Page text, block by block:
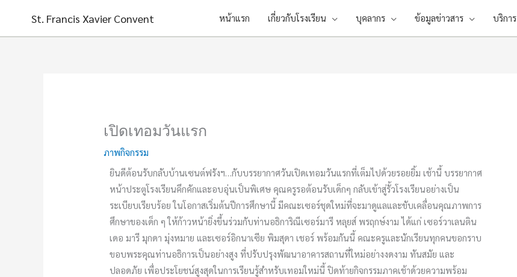
content
St. Francis Xavier Convent หน้าแรก เกี่ยวกับโรงเรียน บุคลากร ข้อมูลข่าวสาร บริการ
เปิดเทอมวันแรก
ภาพกิจกรรม
ยินดีต้อนรับกลับบ้านเซนต์ฟรังฯ…กับบรรยากาศวันเปิดเทอมวันแรกที่เต็มไปด้วยรอยยิ้ม เช้านี้ บรรยากาศ
หน้าประตูโรงเรียนคึกคักและอบอุ่นเป็นพิเศษ คุณครูรอต้อนรับเด็กๆ กลับเข้าสู่รั้วโรงเรียนอย่างเป็น
ระเบียบเรียบร้อย ในโอกาสเริ่มต้นปีการศึกษานี้ มีคณะเซอร์ชุดใหม่ที่จะมาดูแลและขับเคลื่อนคุณภาพการ
ศึกษาของเด็ก ๆ ให้ก้าวหน้ายิ่งขึ้นร่วมกับท่านอธิการิณีเซอร์มารี หลุยส์ พรฤกษ์งาม ได้แก่ เซอร์วาเลนติน
เดอ มารี มุกดา มุ่งหมาย และเซอร์อิกนาเซีย พิมสุดา เชอร์ พร้อมกันนี้ คณะครูและนักเรียนทุกคนขอกราบ
ขอบพระคุณท่านอธิการเป็นอย่างสูง ที่ปรับปรุงพัฒนาอาคารสถานที่ใหม่อย่างงดงาม ทันสมัย และ
ปลอดภัย เพื่อประโยชน์สูงสุดในการเรียนรู้สำหรับเทอมใหม่นี้ ปิดท้ายกิจกรรมภาคเช้าด้วยความพร้อม